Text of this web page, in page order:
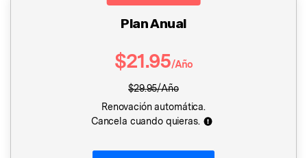
Plan Anual
$21.95/Año
$29.95/Año
Renovación automática.
Cancela cuando quieras.